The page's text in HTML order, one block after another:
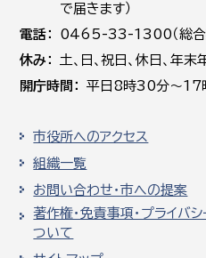
で届きます）
電話
0465-33-1300（総合
休み
土､日､祝日、休日、年
開庁時間
平日8時30分～17
市役所へのアクセス
組織一覧
お問い合わせ・市への提案
著作権・免責事項・プライバ
ついて